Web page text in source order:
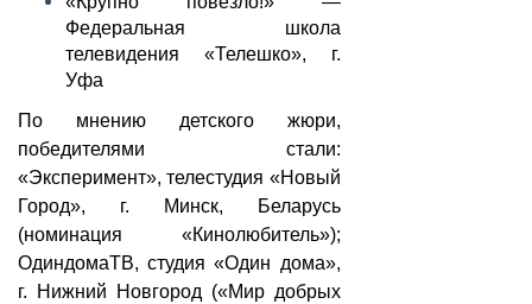
Федеральная школа
телевидения «Телешко», г.
Уфа
По мнению детского жюри,
победителями стали:
«Эксперимент», телестудия «Новый
Город», г. Минск, Беларусь
(номинация «Кинолюбитель»);
ОдиндомаТВ, студия «Один дома»,
г. Нижний Новгород («Мир добрых